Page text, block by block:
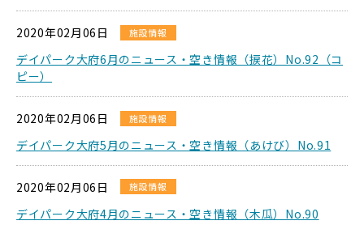
2020年02月06日 施設情報
デイパーク大府6月のニュース・空き情報（捩花）No.92（コ
ピー）
2020年02月06日 施設情報
デイパーク大府5月のニュース・空き情報（あけび）No.91
2020年02月06日 施設情報
デイパーク大府4月のニュース・空き情報（木瓜）No.90